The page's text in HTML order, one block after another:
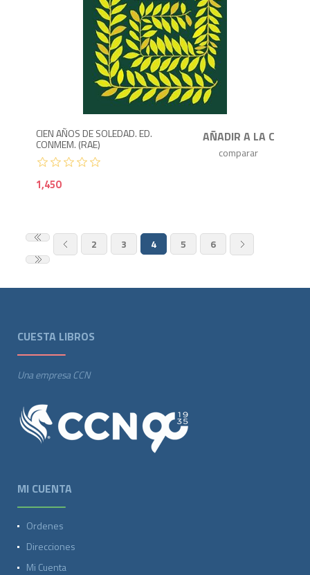
CIEN AÑOS DE SOLEDAD. ED.
CONMEM. (RAE)
1,450
2 3 4 5 6
CUESTA LIBROS
Una empresa CCN
MI CUENTA
Ordenes
Direcciones
Mi Cuenta